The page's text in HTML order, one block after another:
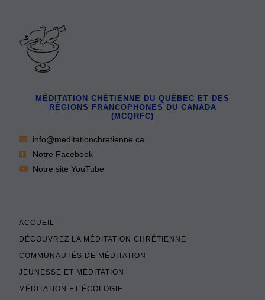
MÉDITATION CHÉTIENNE DU QUÉBEC ET DES
RÉGIONS FRANCOPHONES DU CANADA
(MCQRFC)
info@meditationchretienne.ca
Notre Facebook
Notre site YouTube
ACCUEIL
DÉCOUVREZ LA MÉDITATION CHRÉTIENNE
COMMUNAUTÉS DE MÉDITATION
JEUNESSE ET MÉDITATION
MÉDITATION ET ÉCOLOGIE